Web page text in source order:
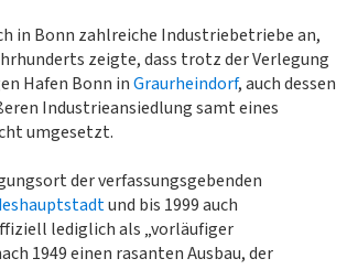
in Bonn zahlreiche Industriebetriebe an,
zeigte, dass trotz der Verlegung
Hafen Bonn inGraurheindorf, auch dessen
Industrieansiedlung samt eines
umgesetzt.
der verfassungsgebenden
und bis 1999 auch
lediglich als „vorläufiger
1949 einen rasanten Ausbau, der